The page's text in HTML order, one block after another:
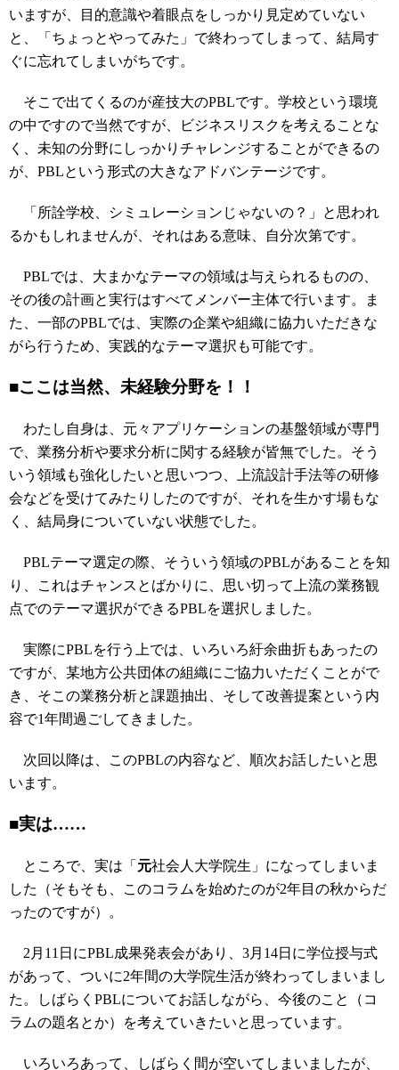
いますが、目的意識や着眼点をしっかり見定めていない
と、「ちょっとやってみた」で終わってしまって、結局す
ぐに忘れてしまいがちです。
そこで出てくるのが産技大のPBLです。学校という環境
の中ですので当然ですが、ビジネスリスクを考えることな
く、未知の分野にしっかりチャレンジすることができるの
が、PBLという形式の大きなアドバンテージです。
「所詮学校、シミュレーションじゃないの？」と思われ
るかもしれませんが、それはある意味、自分次第です。
PBLでは、大まかなテーマの領域は与えられるものの、
その後の計画と実行はすべてメンバー主体で行います。ま
た、一部のPBLでは、実際の企業や組織に協力いただきな
がら行うため、実践的なテーマ選択も可能です。
■ここは当然、未経験分野を！！
わたし自身は、元々アプリケーションの基盤領域が専門
で、業務分析や要求分析に関する経験が皆無でした。そう
いう領域も強化したいと思いつつ、上流設計手法等の研修
会などを受けてみたりしたのですが、それを生かす場もな
く、結局身についていない状態でした。
PBLテーマ選定の際、そういう領域のPBLがあることを知
り、これはチャンスとばかりに、思い切って上流の業務観
点でのテーマ選択ができるPBLを選択しました。
実際にPBLを行う上では、いろいろ紆余曲折もあったの
ですが、某地方公共団体の組織にご協力いただくことがで
き、そこの業務分析と課題抽出、そして改善提案という内
容で1年間過ごしてきました。
次回以降は、このPBLの内容など、順次お話したいと思
います。
■実は……
ところで、実は「 元社会人大学院生」になってしまいま
した（そもそも、このコラムを始めたのが2年目の秋からだ
ったのですが）。
2月11日にPBL成果発表会があり、3月14日に学位授与式
があって、ついに2年間の大学院生活が終わってしまいまし
た。しばらくPBLについてお話しながら、今後のこと（コ
ラムの題名とか）を考えていきたいと思っています。
いろいろあって、しばらく間が空いてしまいましたが、